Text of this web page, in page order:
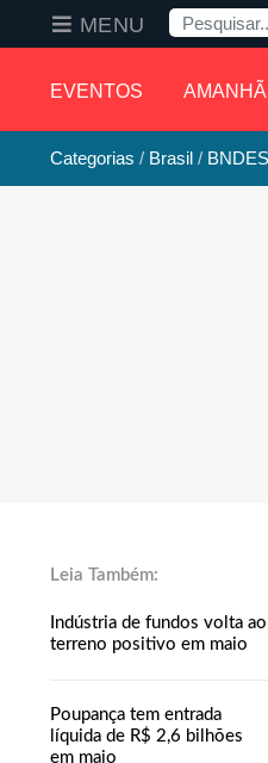
EVENTOS
MENU Pesquisa
Categorias Brasil
Indústria de fundos volta ao
terreno positivo em maio
Poupança tem entrada
líquida de R$ 2,6 bilhões
em maio